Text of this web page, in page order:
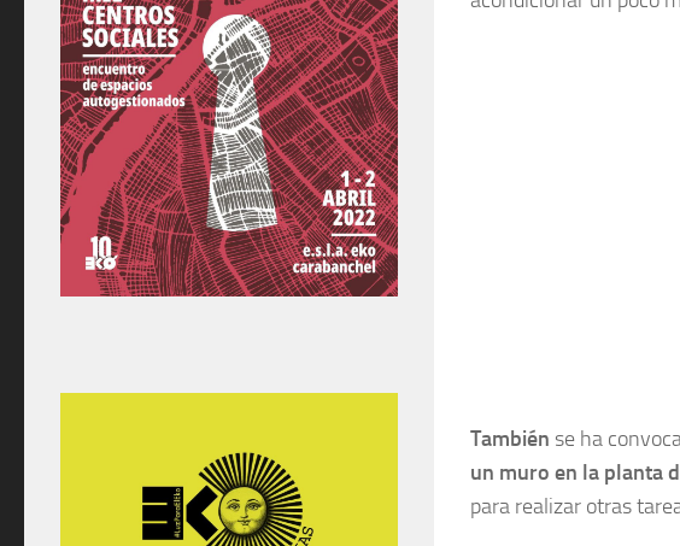
También se ha
un muro en la planta
para realizar otras